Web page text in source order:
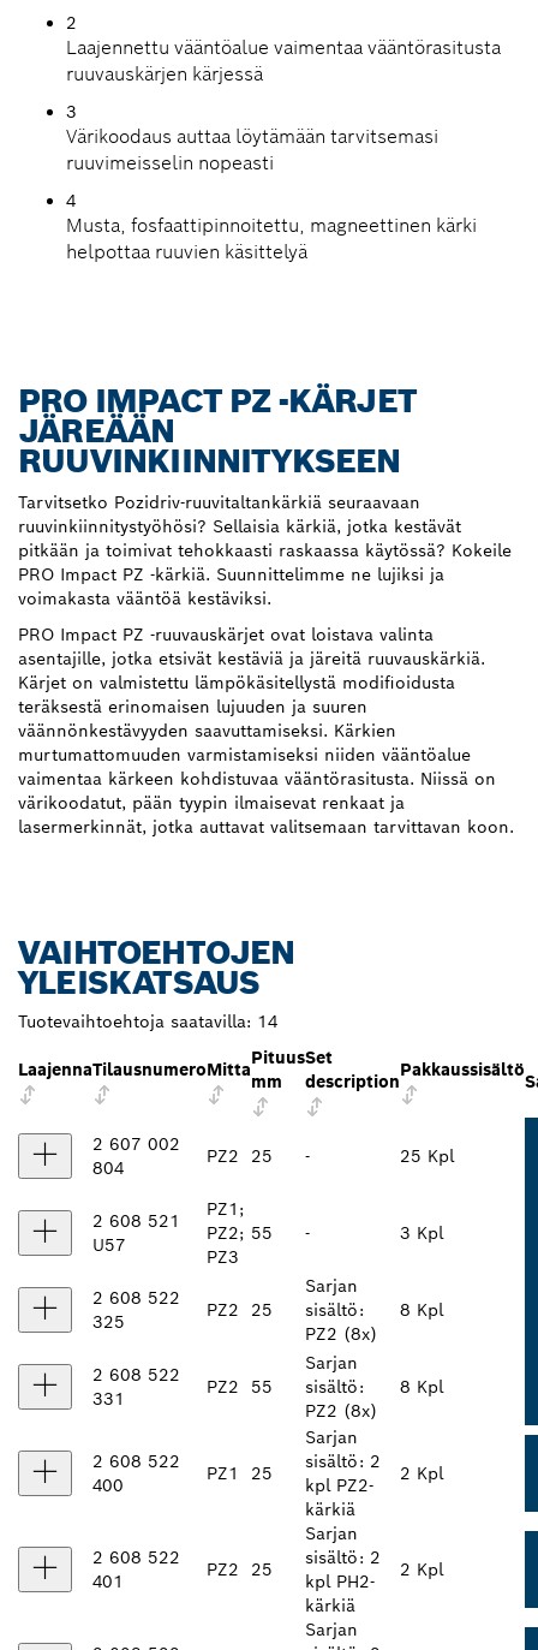
2
Laajennettu vääntöalue vaimentaa vääntörasitusta
ruuvauskärjen kärjessä
3
Värikoodaus auttaa löytämään tarvitsemasi
ruuvimeisselin nopeasti
4
Musta, fosfaattipinnoitettu, magneettinen kärki
helpottaa ruuvien käsittelyä
PRO IMPACT PZ -KÄRJET
JÄREÄÄN
RUUVINKIINNITYKSEEN
Tarvitsetko Pozidriv-ruuvitaltankärkiä seuraavaan
ruuvinkiinnitystyöhösi? Sellaisia kärkiä, jotka kestävät
pitkään ja toimivat tehokkaasti raskaassa käytössä? Kokeile
PRO Impact PZ -kärkiä. Suunnittelimme ne lujiksi ja
voimakasta vääntöä kestäviksi.
PRO Impact PZ -ruuvauskärjet ovat loistava valinta
asentajille, jotka etsivät kestäviä ja järeitä ruuvauskärkiä.
Kärjet on valmistettu lämpökäsitellystä modifioidusta
teräksestä erinomaisen lujuuden ja suuren
väännönkestävyyden saavuttamiseksi. Kärkien
murtumattomuuden varmistamiseksi niiden vääntöalue
vaimentaa kärkeen kohdistuvaa vääntörasitusta. Niissä on
värikoodatut, pään tyypin ilmaisevat renkaat ja
lasermerkinnät, jotka auttavat valitsemaan tarvittavan koon.
VAIHTOEHTOJEN
YLEISKATSAUS
Tuotevaihtoehtoja saatavilla: 14
LaajennaTilausnumeroMitta
Pituus
mm
Set
description
Pakkaussisältö
2 607 002
804
PZ2 25 - 25 Kpl
2 608 521
U57
PZ1;
PZ2;
PZ3
55 - 3 Kpl
2 608 522
325
PZ2 25
Sarjan
sisältö:
PZ2 (8x)
8 Kpl
2 608 522
331
PZ2 55
Sarjan
sisältö:
PZ2 (8x)
8 Kpl
2 608 522
400
PZ1 25
Sarjan
sisältö: 2
kpl PZ2-
kärkiä
2 Kpl
2 608 522
401
PZ2 25
Sarjan
sisältö: 2
kpl PH2-
kärkiä
2 Kpl
Sarjan